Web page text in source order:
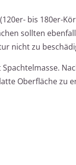
bis 180er-
sollten
nicht zu
Oberfläche zu